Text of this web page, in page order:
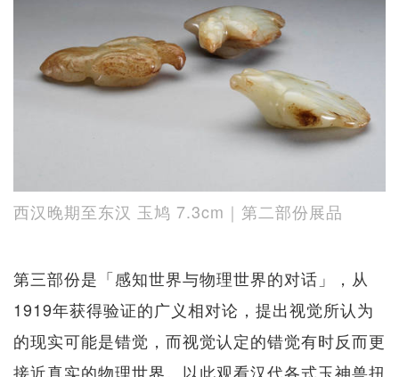
西汉晚期至东汉 玉鸠 7.3cm｜第二部份展品
第三部份是「感知世界与物理世界的对话」，从
1919年获得验证的广义相对论，提出视觉所认为
的现实可能是错觉，而视觉认定的错觉有时反而更
接近真实的物理世界。以此观看汉代各式玉神兽扭